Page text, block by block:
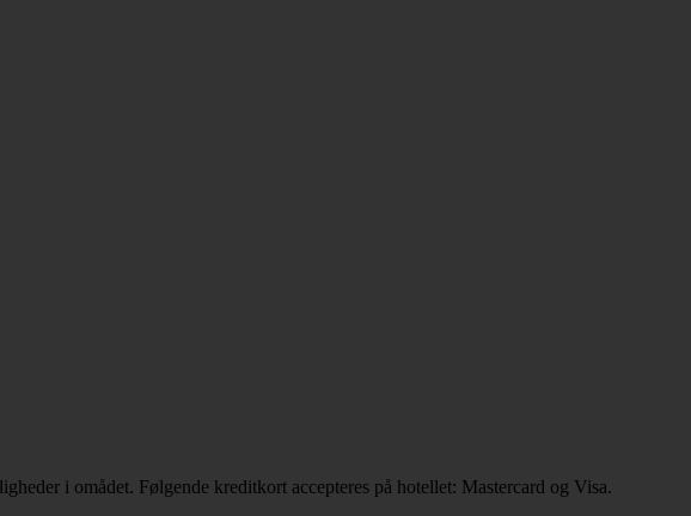
i omådet. Følgende kreditkort accepteres på hotellet: Mastercard og Visa.